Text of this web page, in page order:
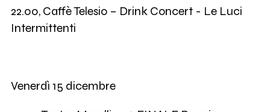
22.00, Caffè Telesio – Drink Concert - Le Luci
Intermittenti
Venerdì 15 dicembre